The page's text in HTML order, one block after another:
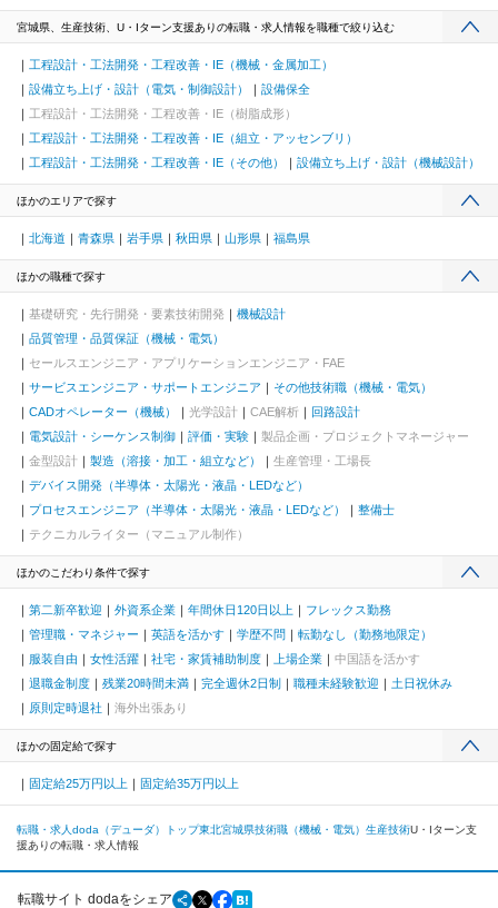
宮城県、生産技術、U・Iターン支援ありの転職・求人情報を職種で絞り込む
工程設計・工法開発・工程改善・IE（機械・金属加工）
設備立ち上げ・設計（電気・制御設計）
設備保全
工程設計・工法開発・工程改善・IE（樹脂成形）
工程設計・工法開発・工程改善・IE（組立・アッセンブリ）
工程設計・工法開発・工程改善・IE（その他）
設備立ち上げ・設計（機械設計）
ほかのエリアで探す
北海道 青森県 岩手県 秋田県 山形県 福島県
ほかの職種で探す
基礎研究・先行開発・要素技術開発
機械設計
品質管理・品質保証（機械・電気）
セールスエンジニア・アプリケーションエンジニア・FAE
サービスエンジニア・サポートエンジニア
その他技術職（機械・電気）
CADオペレーター（機械）
光学設計 CAE解析
回路設計
電気設計・シーケンス制御
評価・実験
製品企画・プロジェクトマネージャー
金型設計
製造（溶接・加工・組立など）
生産管理・工場長
デバイス開発（半導体・太陽光・液晶・LEDなど）
プロセスエンジニア（半導体・太陽光・液晶・LEDなど）
整備士
テクニカルライター（マニュアル制作）
ほかのこだわり条件で探す
第二新卒歓迎 外資系企業 年間休日120日以上
フレックス勤務
管理職・マネジャー
英語を活かす 学歴不問
転勤なし（勤務地限定）
服装自由
女性活躍 社宅・家賃補助制度 上場企業
中国語を活かす
退職金制度
残業20時間未満 完全週休2日制 職種未経験歓迎
土日祝休み
原則定時退社
海外出張あり
ほかの固定給で探す
固定給25万円以上 固定給35万円以上
転職・求人doda（デューダ）トップ東北宮城県技術職（機械・電気） 生産技術U・Iターン支
援ありの転職・求人情報
転職サイト dodaをシェア